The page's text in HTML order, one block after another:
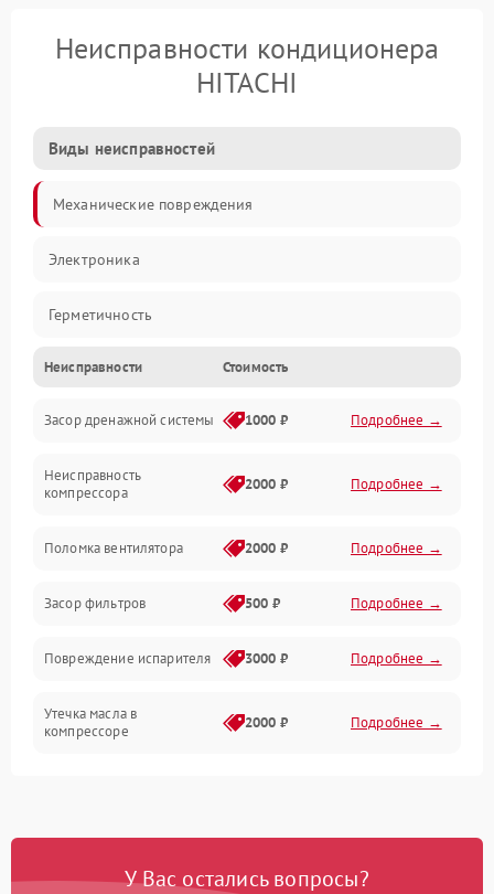
Неисправности кондиционера
HITACHI
Виды неисправностей
Механические повреждения
Электроника
Герметичность
Механика
Управление
Электропитание
Неисправности Стоимость
Засор дренажной системы 1000 ₽ Подробнее →
Неисправность
компрессора
2000 ₽ Подробнее →
Поломка вентилятора 2000 ₽ Подробнее →
Засор фильтров 500 ₽ Подробнее →
Повреждение испарителя 3000 ₽ Подробнее →
Утечка масла в
компрессоре
2000 ₽ Подробнее →
четырехходового клапана
Подробнее →
У Вас остались вопросы?